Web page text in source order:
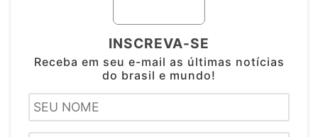
INSCREVA-SE
Receba em seu e-mail as últimas notícias
do brasil e mundo!